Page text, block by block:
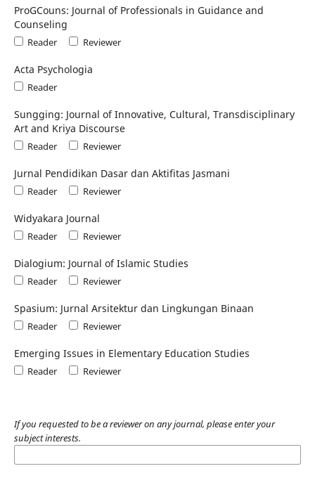
ProGCouns: Journal of Professionals in Guidance and
Counseling
Reader Reviewer
Acta Psychologia
Reader
Sungging: Journal of Innovative, Cultural, Transdisciplinary
Art and Kriya Discourse
Reader Reviewer
Jurnal Pendidikan Dasar dan Aktifitas Jasmani
Reader Reviewer
Widyakara Journal
Reader Reviewer
Dialogium: Journal of Islamic Studies
Reader Reviewer
Spasium: Jurnal Arsitektur dan Lingkungan Binaan
Reader Reviewer
Emerging Issues in Elementary Education Studies
Reader Reviewer
If you requested to be a reviewer on any journal, please enter your
subject interests.